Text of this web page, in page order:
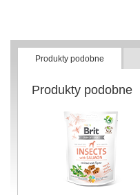
Produkty podobne
Produkty podobne